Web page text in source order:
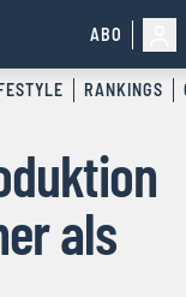
ABO
RANKINGS
als